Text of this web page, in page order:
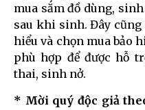
mua sắm đồ dùng,
sau khi sinh. Đây
hiểu và chọn mua bảo
phù hợp để được hỗ
thai, sinh nở.
* Mời quý độc giả